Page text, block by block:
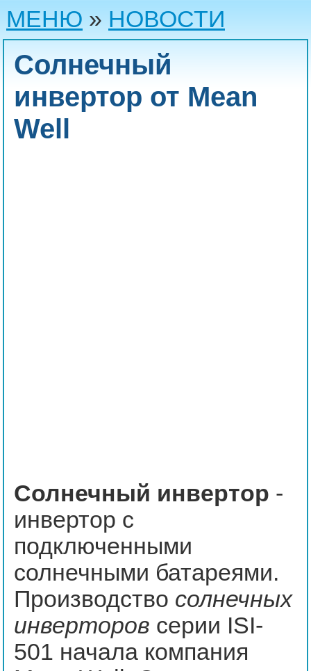
МЕНЮ » НОВОСТИ
Солнечный
инвертор от Mean
Well
Солнечный инвертор -
инвертор с
подключенными
солнечными батареями.
Производство солнечных
инверторов серии ISI-
501 начала компания